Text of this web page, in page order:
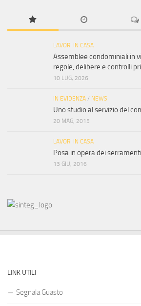
LAVORI IN CASA
Assemblee condominiali in
regole, delibere e controlli
10 LUG, 2026
IN EVIDENZA / NEWS
Uno studio al servizio del
20 MAG, 2015
LAVORI IN CASA
Posa in opera dei serramenti
13 GIU, 2016
LINK UTILI
Segnala Guasto